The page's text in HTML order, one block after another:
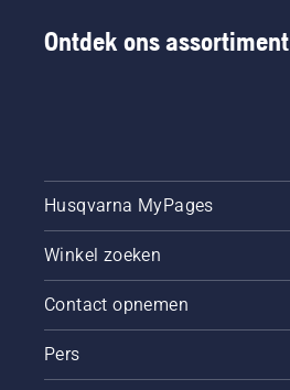
Ontdek ons assortiment
Husqvarna MyPages
Winkel zoeken
Contact opnemen
Pers